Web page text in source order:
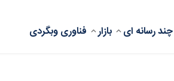
چند رسانه ای بازار فناوریوبگردی